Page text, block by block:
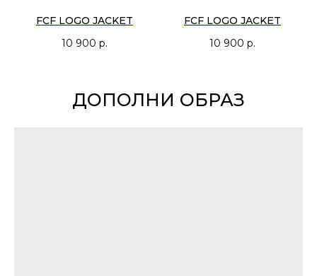
FCF LOGO JACKET
10 900 р.
FCF LOGO JACKET
10 900 р.
ДОПОЛНИ ОБРАЗ